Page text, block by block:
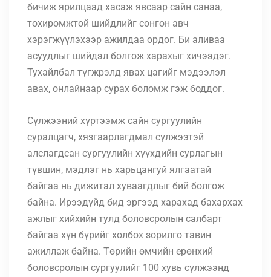
бичиж ярилцаад хасаж явсаар сайн санаа,
тохиромжтой шийдлийг сонгон авч
хэрэгжүүлэхээр ажилдаа ордог. Би аливаа
асуудлыг шийдэл болгож харахыг хичээдэг.
Тухайлбал түгжрэлд явах цагийг мэдээлэл
авах, онлайнаар сурах боломж гэж боддог.
Сүлжээний хүртээмж сайн сургуулийн
суралцагч, хязгаарлагдмал сүлжээтэй
алслагдсан сургуулийн хүүхдийн сурлагын
түвшин, мэдлэг нь харьцангуй ялгаатай
байгаа нь дижитал хуваагдлыг бий болгож
байна. Ирээдүйд бид эргээд харахад бахархах
ажлыг хийхийн тулд боловсролын салбарт
байгаа хүн бүрийг холбох зорилго тавин
ажиллаж байна. Төрийн өмчийн ерөнхий
боловсролын сургуулийг 100 хувь сүлжээнд